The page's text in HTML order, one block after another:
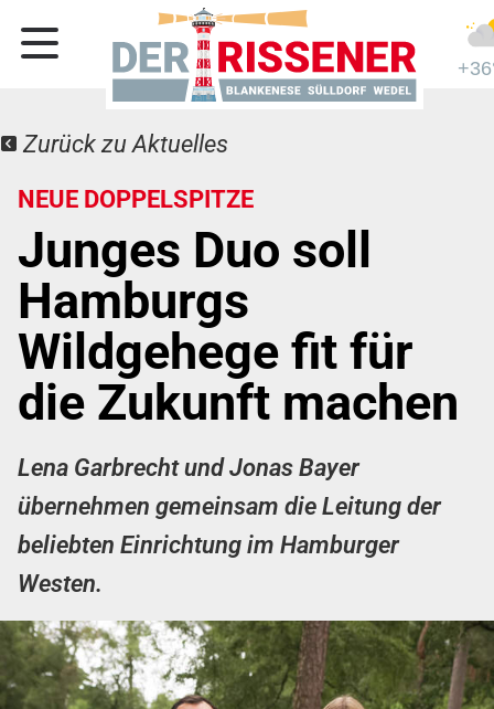
Zurück zu Aktuelles
NEUE DOPPELSPITZE
Junges Duo soll
Hamburgs
Wildgehege fit für
die Zukunft machen
Lena Garbrecht und Jonas Bayer
übernehmen gemeinsam die Leitung der
beliebten Einrichtung im Hamburger
Westen.